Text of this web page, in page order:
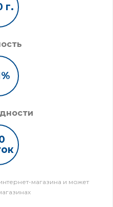
г.
магазина и может